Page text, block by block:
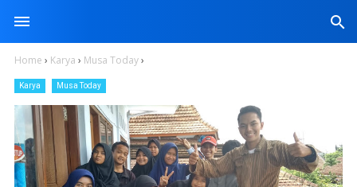
search
Home › Karya › Musa Today›
Karya Musa Today